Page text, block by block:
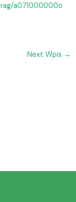
a071000000o
Next Wpis →